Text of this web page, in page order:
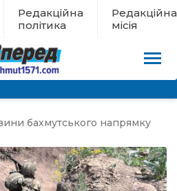
Редакційна
політика
Редакційна
місія
бахмутського напрямку